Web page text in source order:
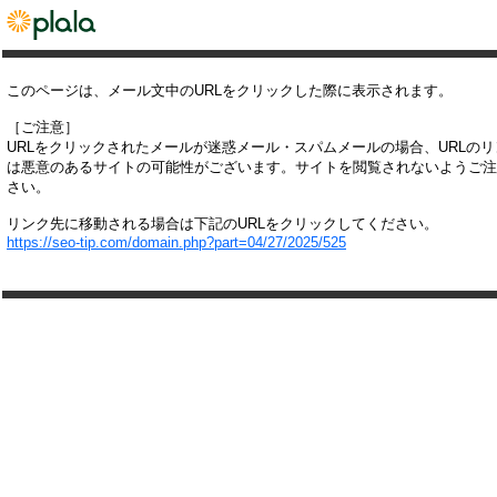
このページは、メール文中のURLをクリックした際に表示されます。
［ご注意］
URLをクリックされたメールが迷惑メール・スパムメールの場合、URLの
は悪意のあるサイトの可能性がございます。サイトを閲覧されないようご
さい。
リンク先に移動される場合は下記のURLをクリックしてください。
https://seo-tip.com/domain.php?part=04/27/2025/525